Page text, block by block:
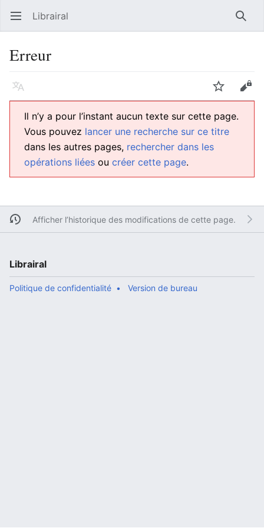
Ouvrir le menu principal Librairal
Erreur
Langue Suivre
Il n’y a pour l’instant aucun texte sur cette page.
Vous pouvez lancer une recherche sur ce titre
dans les autres pages, rechercher dans les
opérations liées ou créer cette page.
Afficher l’historique des modifications de cette page.
Librairal
Politique de confidentialité Version de bureau